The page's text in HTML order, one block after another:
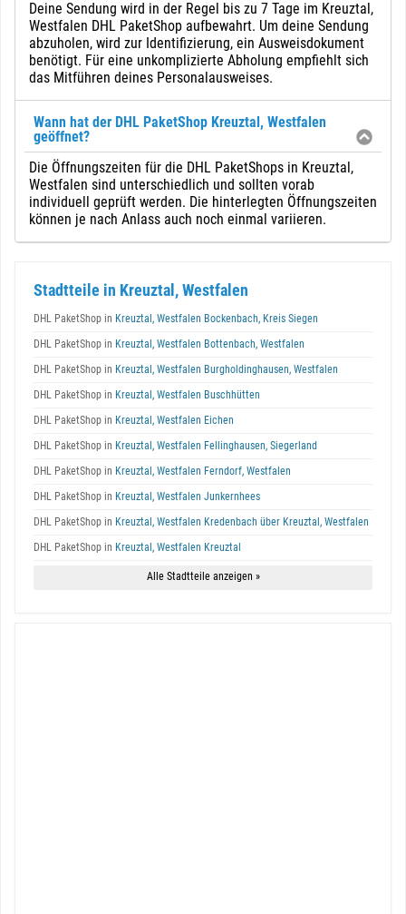
Deine Sendung wird in der Regel bis zu 7 Tage im Kreuztal,
Westfalen DHL PaketShop aufbewahrt. Um deine Sendung
abzuholen, wird zur Identifizierung, ein Ausweisdokument
benötigt. Für eine unkomplizierte Abholung empfiehlt sich
das Mitführen deines Personalausweises.
Wann hat der DHL PaketShop Kreuztal, Westfalen
geöffnet?
Die Öffnungszeiten für die DHL PaketShops in Kreuztal,
Westfalen sind unterschiedlich und sollten vorab
individuell geprüft werden. Die hinterlegten Öffnungszeiten
können je nach Anlass auch noch einmal variieren.
Stadtteile in Kreuztal, Westfalen
DHL PaketShop in Kreuztal, Westfalen Bockenbach, Kreis Siegen
DHL PaketShop in Kreuztal, Westfalen Bottenbach, Westfalen
DHL PaketShop in Kreuztal, Westfalen Burgholdinghausen, Westfalen
DHL PaketShop in Kreuztal, Westfalen Buschhütten
DHL PaketShop in Kreuztal, Westfalen Eichen
DHL PaketShop in Kreuztal, Westfalen Fellinghausen, Siegerland
DHL PaketShop in Kreuztal, Westfalen Ferndorf, Westfalen
DHL PaketShop in Kreuztal, Westfalen Junkernhees
DHL PaketShop in Kreuztal, Westfalen Kredenbach über Kreuztal, Westfalen
DHL PaketShop in Kreuztal, Westfalen Kreuztal
Alle Stadtteile anzeigen »